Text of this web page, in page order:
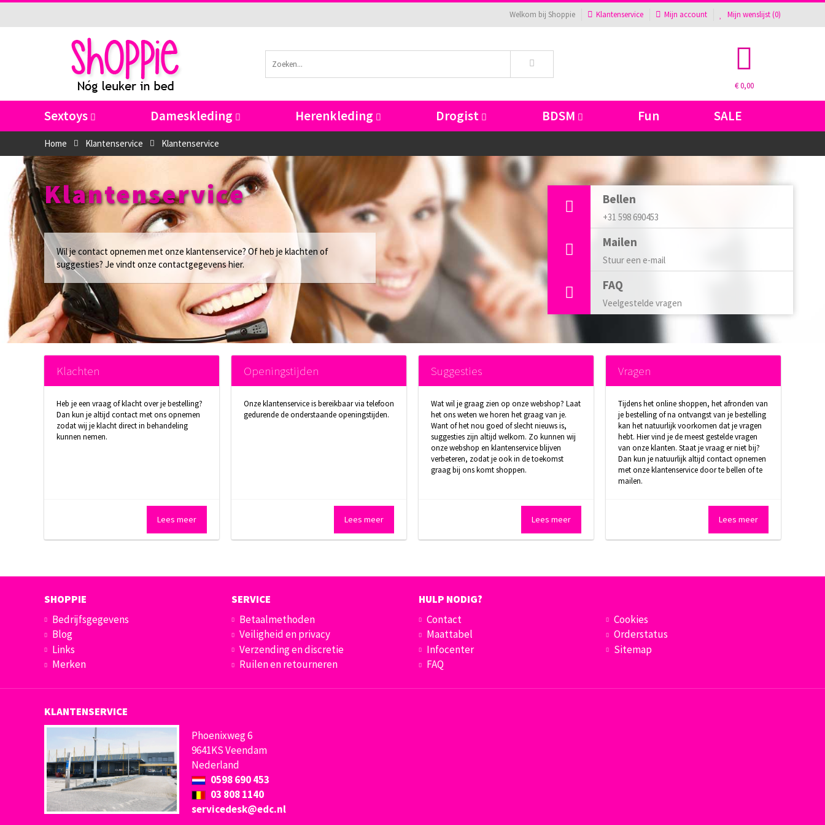
Welkom bij Shoppie Klantenservice Mijn account Mijn wenslijst (0)
€ 0,00
Sextoys Dameskleding Herenkleding Drogist BDSM Fun SALE
Home Klantenservice Klantenservice
Klantenservice
Wil je contact opnemen met onze klantenservice? Of heb je klachten of
suggesties? Je vindt onze contactgegevens hier.
Bellen
+31 598 690453
Mailen
Stuur een e-mail
FAQ
Veelgestelde vragen
Klachten
Heb je een vraag of klacht over je bestelling?
Dan kun je altijd contact met ons opnemen
zodat wij je klacht direct in behandeling
kunnen nemen.
Lees meer
Openingstijden
Onze klantenservice is bereikbaar via telefoon
gedurende de onderstaande openingstijden.
Lees meer
Suggesties
Wat wil je graag zien op onze webshop? Laat
het ons weten we horen het graag van je.
Want of het nou goed of slecht nieuws is,
suggesties zijn altijd welkom. Zo kunnen wij
onze webshop en klantenservice blijven
verbeteren, zodat je ook in de toekomst
graag bij ons komt shoppen.
Lees meer
Vragen
Tijdens het online shoppen, het afronden van
je bestelling of na ontvangst van je bestelling
kan het natuurlijk voorkomen dat je vragen
hebt. Hier vind je de meest gestelde vragen
van onze klanten. Staat je vraag er niet bij?
Dan kun je natuurlijk altijd contact opnemen
met onze klantenservice door te bellen of te
mailen.
Lees meer
SHOPPIE
Bedrijfsgegevens
Blog
Links
Merken
SERVICE
Betaalmethoden
Veiligheid en privacy
Verzending en discretie
Ruilen en retourneren
HULP NODIG?
Contact
Maattabel
Infocenter
FAQ
Cookies
Orderstatus
Sitemap
KLANTENSERVICE
Phoenixweg 6
9641KS Veendam
Nederland
0598 690 453
03 808 1140
servicedesk@edc.nl